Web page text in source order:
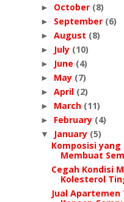
► October (8)
► September (6)
► August (8)
► July (10)
► June (4)
► May (7)
► April (2)
► March (11)
► February (4)
▼ January (5)
Komposisi
Membuat
Cegah Kondisi
Kolesterol
Jual